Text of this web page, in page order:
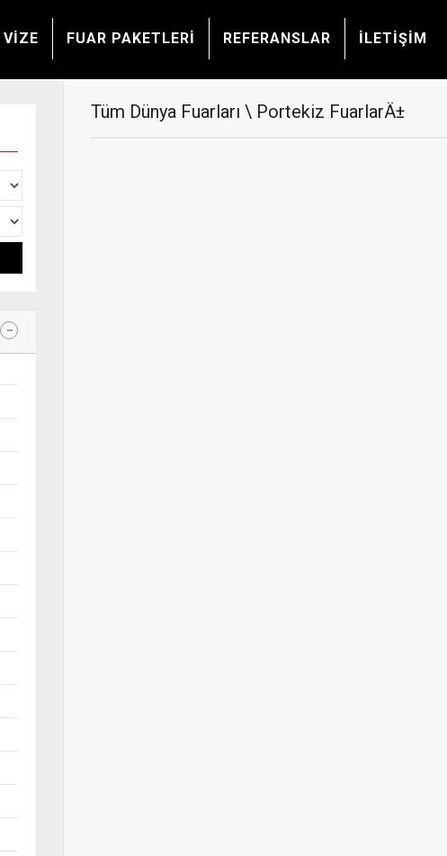
VİZE FUAR PAKETLERİ REFERANSLAR İLETİŞİM
Tüm Dünya Fuarları \ Portekiz FuarlarÄ±